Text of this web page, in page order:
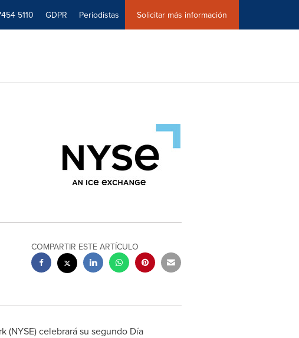
5110 GDPR Periodistas Solicitar más información
COMPARTIR ESTE ARTÍCULO
(NYSE) celebrará su segundo Día